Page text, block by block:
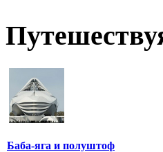
Баба-яга и полуштоф